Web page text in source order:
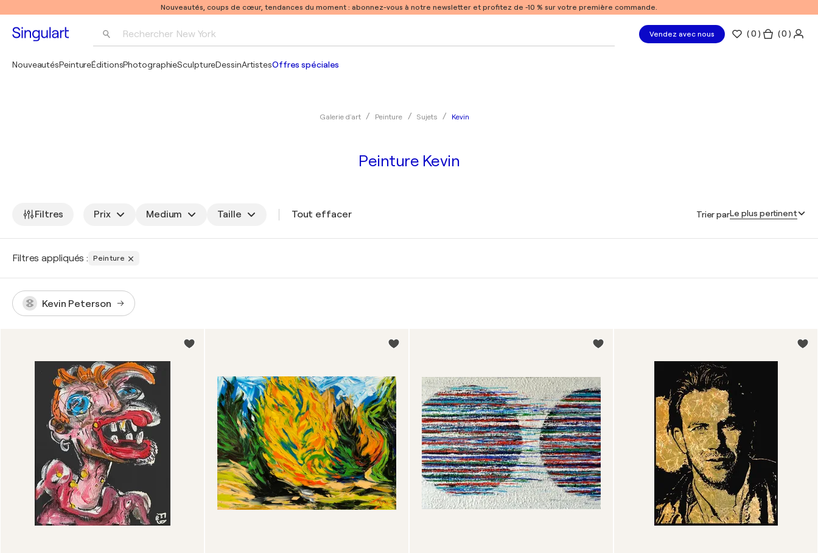
Nouveautés, coups de cœur, tendances du moment : abonnez-vous à notre newsletter et profitez de -10 % sur votre première commande.
Rechercher New York Vendez avec nous (0 ) ( 0 )
NouveautésPeintureÉditionsPhotographieSculptureDessinArtistesOffres spéciales
Galerie d'art Peinture Sujets Kevin
Peinture Kevin
Filtres Prix Medium Taille Tout effacer Trier parLe plus pertinent
Filtres appliqués : Peinture
Kevin Peterson